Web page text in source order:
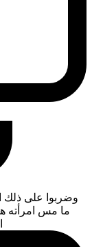
وضربوا على ذلك
ما مس امرأته